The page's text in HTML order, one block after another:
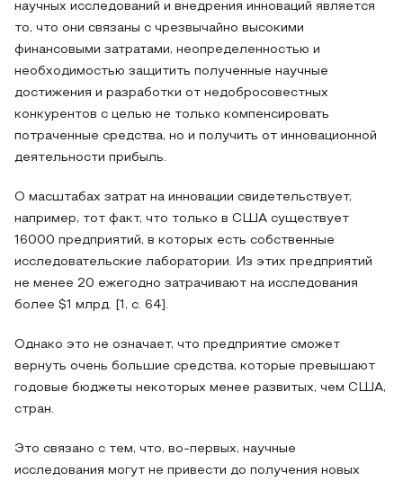
научных исследований и внедрения инноваций является
то, что они связаны с чрезвычайно высокими
финансовыми затратами, неопределенностью и
необходимостью защитить полученные научные
достижения и разработки от недобросовестных
конкурентов с целью не только компенсировать
потраченные средства, но и получить от инновационной
деятельности прибыль.
О масштабах затрат на инновации свидетельствует,
например, тот факт, что только в США существует
16000 предприятий, в которых есть собственные
исследовательские лаборатории. Из этих предприятий
не менее 20 ежегодно затрачивают на исследования
более $1 млрд. [1, с. 64].
Однако это не означает, что предприятие сможет
вернуть очень большие средства, которые превышают
годовые бюджеты некоторых менее развитых, чем США,
стран.
Это связано с тем, что, во-первых, научные
исследования могут не привести до получения новых